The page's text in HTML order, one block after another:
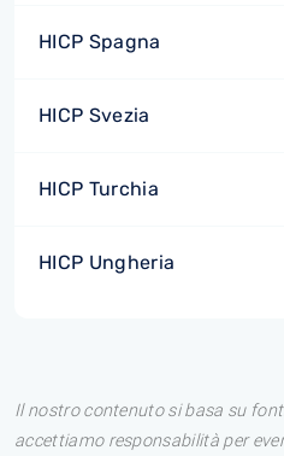
HICP Spagna
HICP Svezia
HICP Turchia
HICP Ungheria
Il nostro contenuto si basa su
accettiamo responsabilità per